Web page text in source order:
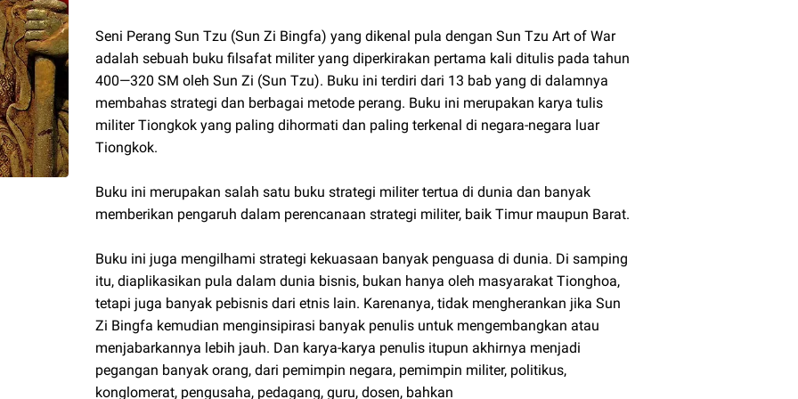
Seni Perang Sun Tzu (Sun Zi Bingfa) yang dikenal pula dengan Sun Tzu Art of War
adalah sebuah buku filsafat militer yang diperkirakan pertama kali ditulis pada tahun
400—320 SM oleh Sun Zi (Sun Tzu). Buku ini terdiri dari 13 bab yang di dalamnya
membahas strategi dan berbagai metode perang. Buku ini merupakan karya tulis
militer Tiongkok yang paling dihormati dan paling terkenal di negara-negara luar
Tiongkok.
Buku ini merupakan salah satu buku strategi militer tertua di dunia dan banyak
memberikan pengaruh dalam perencanaan strategi militer, baik Timur maupun Barat.
Buku ini juga mengilhami strategi kekuasaan banyak penguasa di dunia. Di samping
itu, diaplikasikan pula dalam dunia bisnis, bukan hanya oleh masyarakat Tionghoa,
tetapi juga banyak pebisnis dari etnis lain. Karenanya, tidak mengherankan jika Sun
Zi Bingfa kemudian menginsipirasi banyak penulis untuk mengembangkan atau
menjabarkannya lebih jauh. Dan karya-karya penulis itupun akhirnya menjadi
pegangan banyak orang, dari pemimpin negara, pemimpin militer, politikus,
konglomerat, pengusaha, pedagang, guru, dosen, bahkan